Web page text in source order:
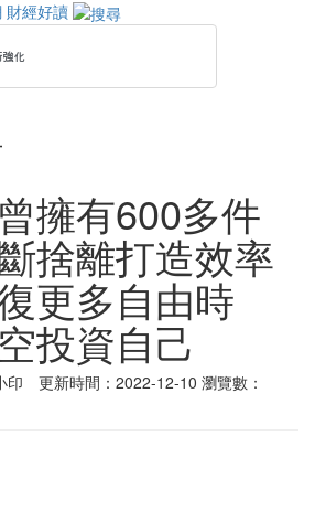
財經好讀
擁有600多件
捨離打造效率
更多自由時
投資自己
印 更新時間：2022-12-10 瀏覽數：